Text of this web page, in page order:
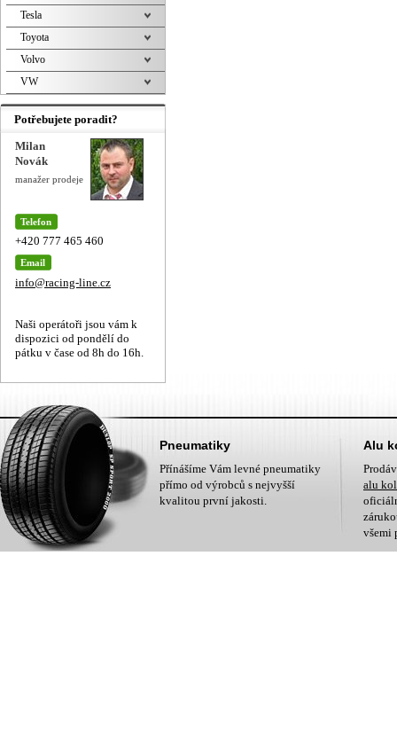
Tesla
Toyota
Volvo
VW
Potřebujete poradit?
Milan
Novák
manažer prodeje
Telefon
+420 777 465 460
Email
info@racing-line.cz
Naši operátoři jsou vám k
dispozici od pondělí do
pátku v čase od 8h do 16h.
Pneumatiky
Přínášíme Vám levné pneumatiky
přímo od výrobců s nejvyšší
kvalitou první jakosti.
Alu
alu
všemi